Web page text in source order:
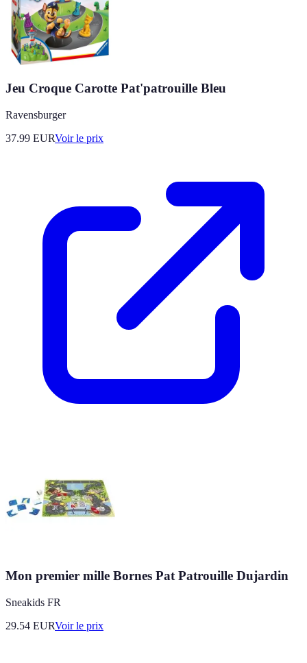
Jeu Croque Carotte Pat'patrouille Bleu
Ravensburger
37.99 EURVoir le prix
Mon premier mille Bornes Pat Patrouille Dujardin
Sneakids FR
29.54 EURVoir le prix